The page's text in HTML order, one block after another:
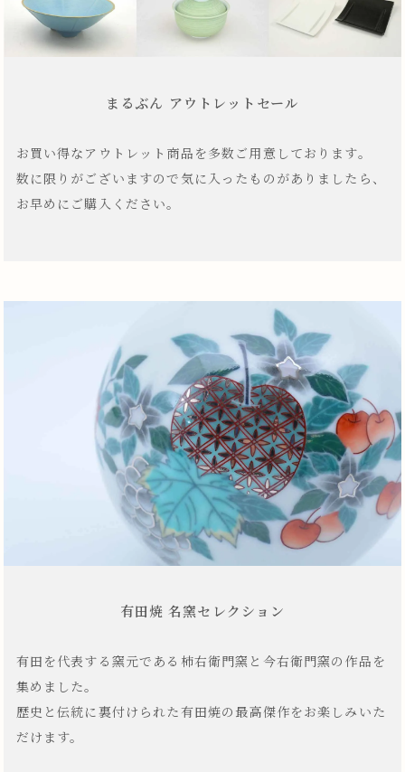
まるぶん アウトレットセール
お買い得なアウトレット商品を多数ご用意しております。
数に限りがございますので気に入ったものがありましたら、
お早めにご購入ください。
有田焼 名窯セレクション
有田を代表する窯元である柿右衛門窯と今右衛門窯の作品を
集めました。
歴史と伝統に裏付けられた有田焼の最高傑作をお楽しみいた
だけます。